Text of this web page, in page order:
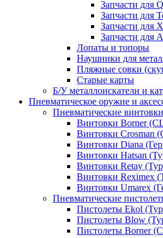
Запчасти для
Запчасти для
Запчасти для
Запчасти для
Лопаты и топоры
Наушники для
Пляжные совки
Старые карты
Б/У металлоискатели и
Пневматическое оружие и
Пневматические винтовки
Винтовки Borner
Винтовки
Винтовки Diana
Винтовки Hatsan
Винтовки Retay
Винтовки Reximex
Винтовки Umarex
Пневматические
Пистолеты Ekol
Пистолеты Blow
Пистолеты Borner